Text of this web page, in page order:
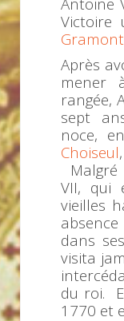
Victoire
Après
mener
rangée,
sept
noce,
Choiseul
VII, qui
vieilles
dans
visita
du roi.
1770 et